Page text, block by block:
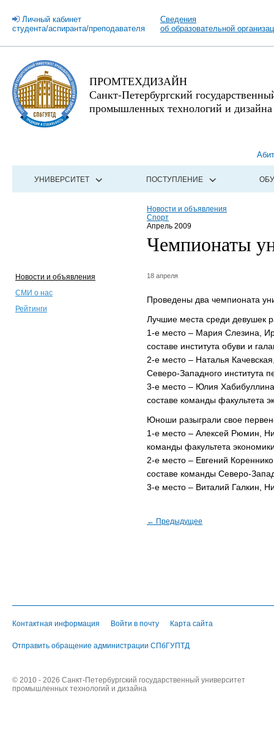
Личный кабинет
студента/аспиранта/преподавателя
Сведения
об образовательной
ПРОМТЕХДИЗАЙН
Санкт-Петербургский
промышленных технологий и дизайна
УНИВЕРСИТЕТ ПОСТУПЛЕНИЕ
Новости и объявления
Спорт
Апрель 2009
Чемпионаты
Новости и объявления
СМИ о нас
Рейтинги
18 апреля
Проведены два чемпионата
Лучшие места среди девушек
1-е место – Мария Слезина,
составе института обуви и
2-е место – Наталья
Северо-Западного института
3-е место – Юлия
составе команды факультета
Юноши разыграли свое
1-е место – Алексей Рюмин,
команды факультета
2-е место – Евгений
составе команды Северо-
3-е место – Виталий Галкин,
← Предыдущее
Контактная информация Войти в почту Карта сайта
Отправить обращение администрации СПбГУПТД
© 2010 - 2026 Санкт-Петербургский государственный университет
промышленных технологий и дизайна